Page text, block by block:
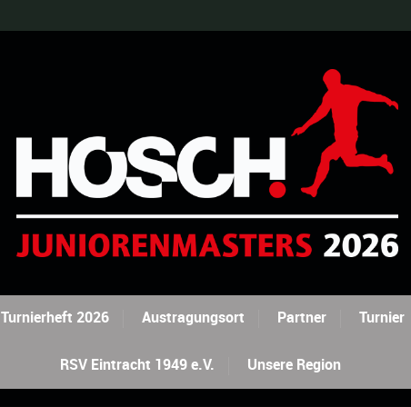
Turnierheft 2026 Austragungsort Partner Turnier
RSV Eintracht 1949 e.V. Unsere Region